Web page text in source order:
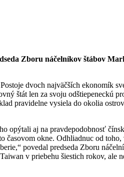
Zboru náčelníkov štábov
Postoje dvoch najväčších ekonomík
štát len za svoju odštiepeneckú
pravidelne vysiela do okolia
opýtali aj na pravdepodobnosť
okne. Odhliadnuc od
povedal predseda Zboru
v priebehu šiestich rokov, ale